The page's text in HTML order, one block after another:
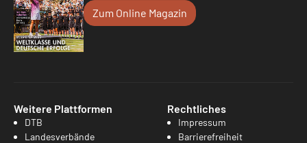
Zum Online Magazin
Weitere Plattformen
DTB
Landesverbände
Rechtliches
Impressum
Barrierefreiheit